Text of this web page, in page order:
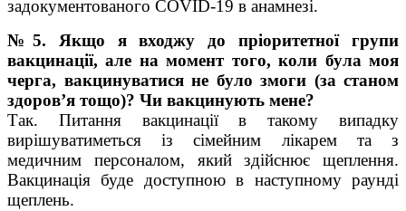
задокументованого COVID-19 в анамнезі.
№5. Якщо я входжу до пріоритетної групи
вакцинації, але на момент того, коли була моя
черга, вакцинуватися не було змоги (за станом
здоров’я тощо)? Чи вакцинують мене?
Так. Питання вакцинації в такому випадку
вирішуватиметься із сімейним лікарем та з
медичним персоналом, який здійснює щеплення.
Вакцинація буде доступною в наступному раунді
щеплень.